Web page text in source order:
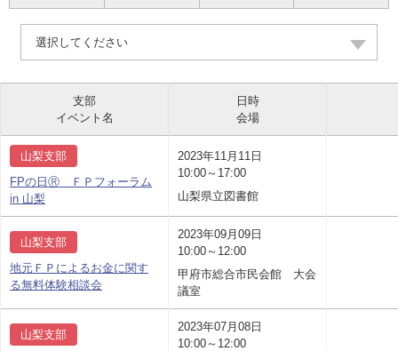
選択してください
支部
イベント名
日時
会場
山梨支部
FPの日Ⓡ ＦＰフォーラム
in 山梨
2023年11月11日
10:00～17:00
山梨県立図書館
山梨支部
地元ＦＰによるお金に関す
る無料体験相談会
2023年09月09日
10:00～12:00
甲府市総合市民会館 大会
議室
山梨支部
2023年07月08日
10:00～12:00